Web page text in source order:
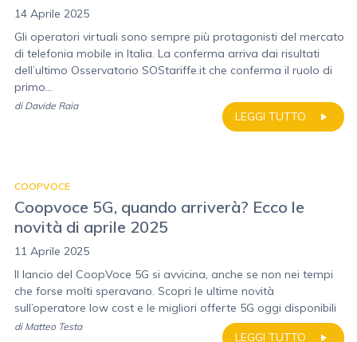
14 Aprile 2025
Gli operatori virtuali sono sempre più protagonisti del mercato
di telefonia mobile in Italia. La conferma arriva dai risultati
dell’ultimo Osservatorio SOStariffe.it che conferma il ruolo di
primo...
LEGGI TUTTO
di Davide Raia
COOPVOCE
Coopvoce 5G, quando arriverà? Ecco le
novità di aprile 2025
11 Aprile 2025
Il lancio del CoopVoce 5G si avvicina, anche se non nei tempi
che forse molti speravano. Scopri le ultime novità
sull’operatore low cost e le migliori offerte 5G oggi disponibili
LEGGI TUTTO
di Matteo Testa